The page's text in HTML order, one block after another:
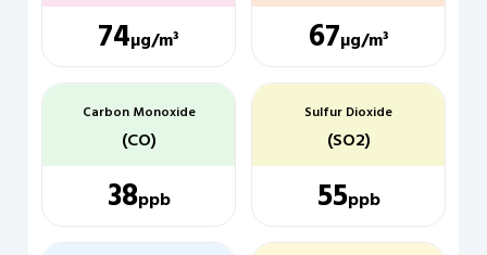
74µg/m³ 67µg/m³
Carbon Monoxide
(CO)
38ppb
Sulfur Dioxide
(SO2)
55ppb